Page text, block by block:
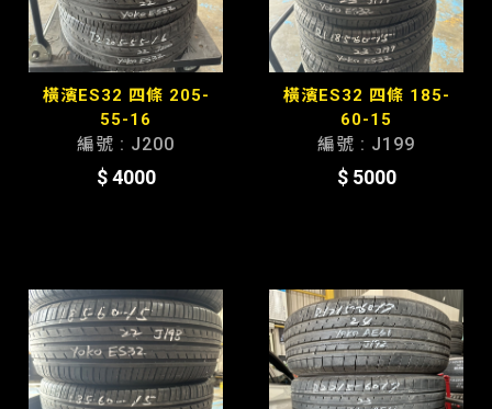
橫濱ES32 四條 205-
55-16
編號 : J200
$ 4000
橫濱ES32 四條 185-
60-15
編號 : J199
$ 5000